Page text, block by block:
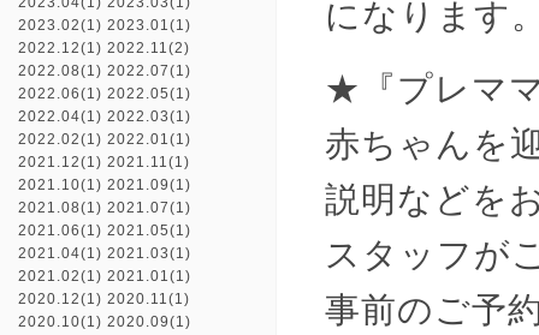
になります
★『プレマ
赤ちゃんを
説明などを
スタッフが
事前のご予
2023.02(1) 2023.01(1)
2022.12(1) 2022.11(2)
2022.08(1) 2022.07(1)
2022.06(1) 2022.05(1)
2022.04(1) 2022.03(1)
2022.02(1) 2022.01(1)
2021.12(1) 2021.11(1)
2021.10(1) 2021.09(1)
2021.08(1) 2021.07(1)
2021.06(1) 2021.05(1)
2021.04(1) 2021.03(1)
2021.02(1) 2021.01(1)
2020.12(1) 2020.11(1)
2020.10(1) 2020.09(1)